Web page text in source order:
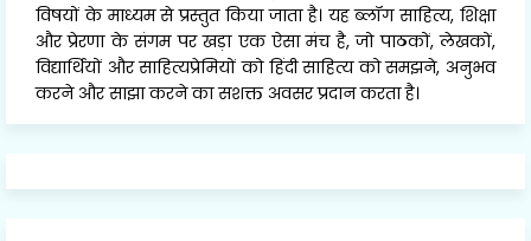
विषयों के माध्यम से प्रस्तुत किया जाता है। यह ब्लॉग साहित्य, शिक्षा
और प्रेरणा के संगम पर खड़ा एक ऐसा मंच है, जो पाठकों, लेखकों,
विद्यार्थियों और साहित्यप्रेमियों को हिंदी साहित्य को समझने, अनुभव
करने और साझा करने का सशक्त अवसर प्रदान करता है।